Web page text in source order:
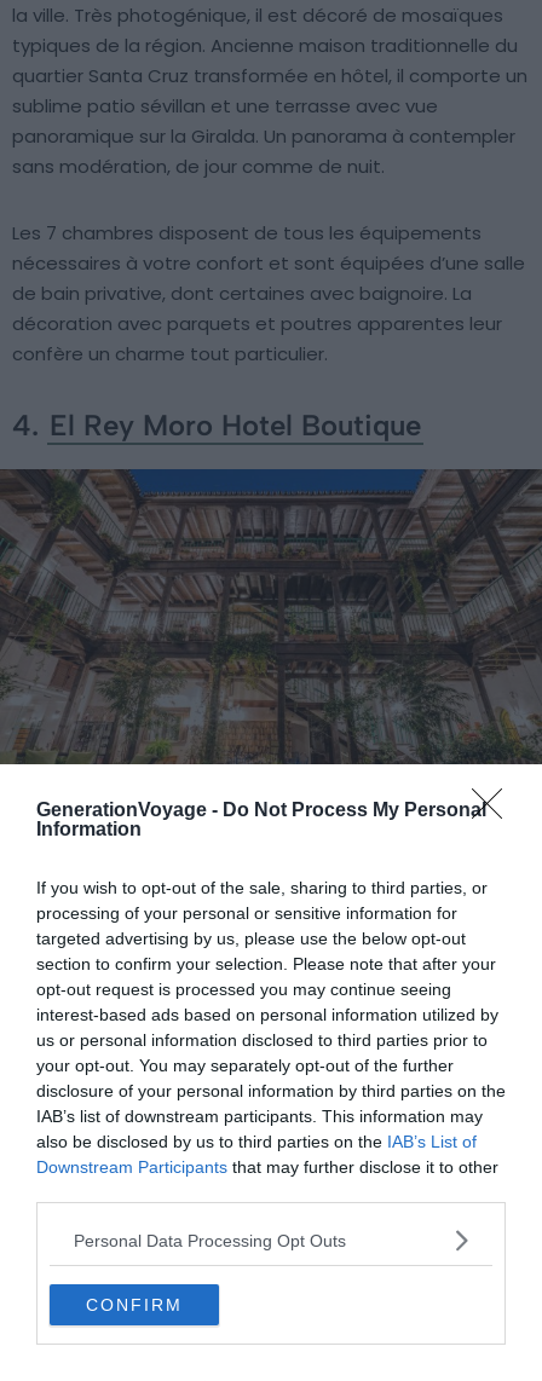
GenerationVoyage - Do Not Process My Personal
Information
If you wish to opt-out of the sale, sharing to third parties, or
processing of your personal or sensitive information for
targeted advertising by us, please use the below opt-out
section to confirm your selection. Please note that after your
opt-out request is processed you may continue seeing
interest-based ads based on personal information utilized by
us or personal information disclosed to third parties prior to
your opt-out. You may separately opt-out of the further
disclosure of your personal information by third parties on the
IAB’s list of downstream participants. This information may
also be disclosed by us to third parties on the IAB’s List of
Downstream Participants that may further disclose it to other
Personal Data Processing Opt Outs
CONFIRM
la ville. Très photogénique, il est décoré de mosaïques
typiques de la région. Ancienne maison traditionnelle du
quartier Santa Cruz transformée en hôtel, il comporte un
sublime patio sévillan et une terrasse avec vue
panoramique sur la Giralda. Un panorama à contempler
sans modération, de jour comme de nuit.
Les 7 chambres disposent de tous les équipements
nécessaires à votre confort et sont équipées d’une salle
de bain privative, dont certaines avec baignoire. La
décoration avec parquets et poutres apparentes leur
confère un charme tout particulier.
4. El Rey Moro Hotel Boutique
Atouts de l’hôtel : la décoration unique de
chaque chambre, le bain à remous sur la
terrasse.
Adresse :Calle Reinoso, 8 (esquina calle
Jamerdana) 410004 Sevilla
Budget :€€€
Prestation :★★★
vous laissera pas indifférent. Vous vous sentirez privilégié
en vous installant dans ce magnifique bâtiment palatial
du XVIe siècle, situé